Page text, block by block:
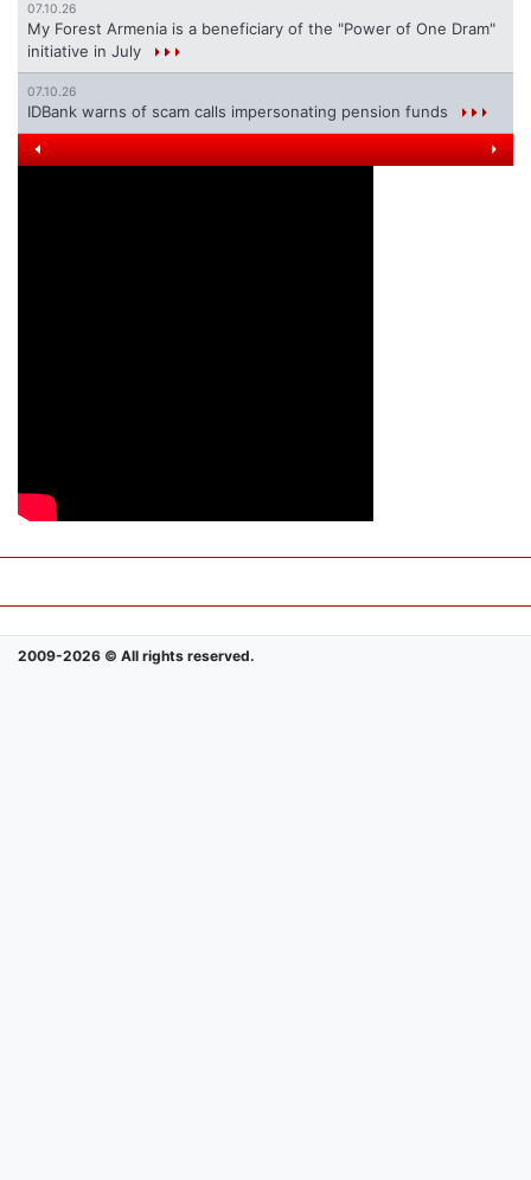
07.10.26
My Forest Armenia is a beneficiary of the "Power of One Dram"
initiative in July
07.10.26
IDBank warns of scam calls impersonating pension funds
2009-2026 © All rights reserved.